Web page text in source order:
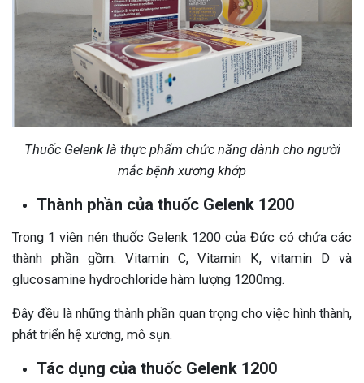
Thuốc Gelenk là thực phẩm chức năng dành cho người
mắc bệnh xương khớp
Thành phần của thuốc Gelenk 1200
Trong 1 viên nén thuốc Gelenk 1200 của Đức có chứa các
thành phần gồm: Vitamin C, Vitamin K, vitamin D và
glucosamine hydrochloride hàm lượng 1200mg.
Đây đều là những thành phần quan trọng cho việc hình thành,
phát triển hệ xương, mô sụn.
Tác dụng của thuốc Gelenk 1200